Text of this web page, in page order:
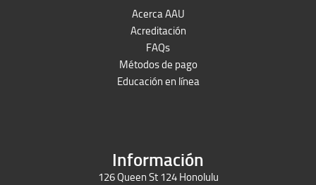
Acerca AAU
Acreditación
FAQs
Métodos de pago
Educación en línea
Información
126 Queen St 124 Honolulu